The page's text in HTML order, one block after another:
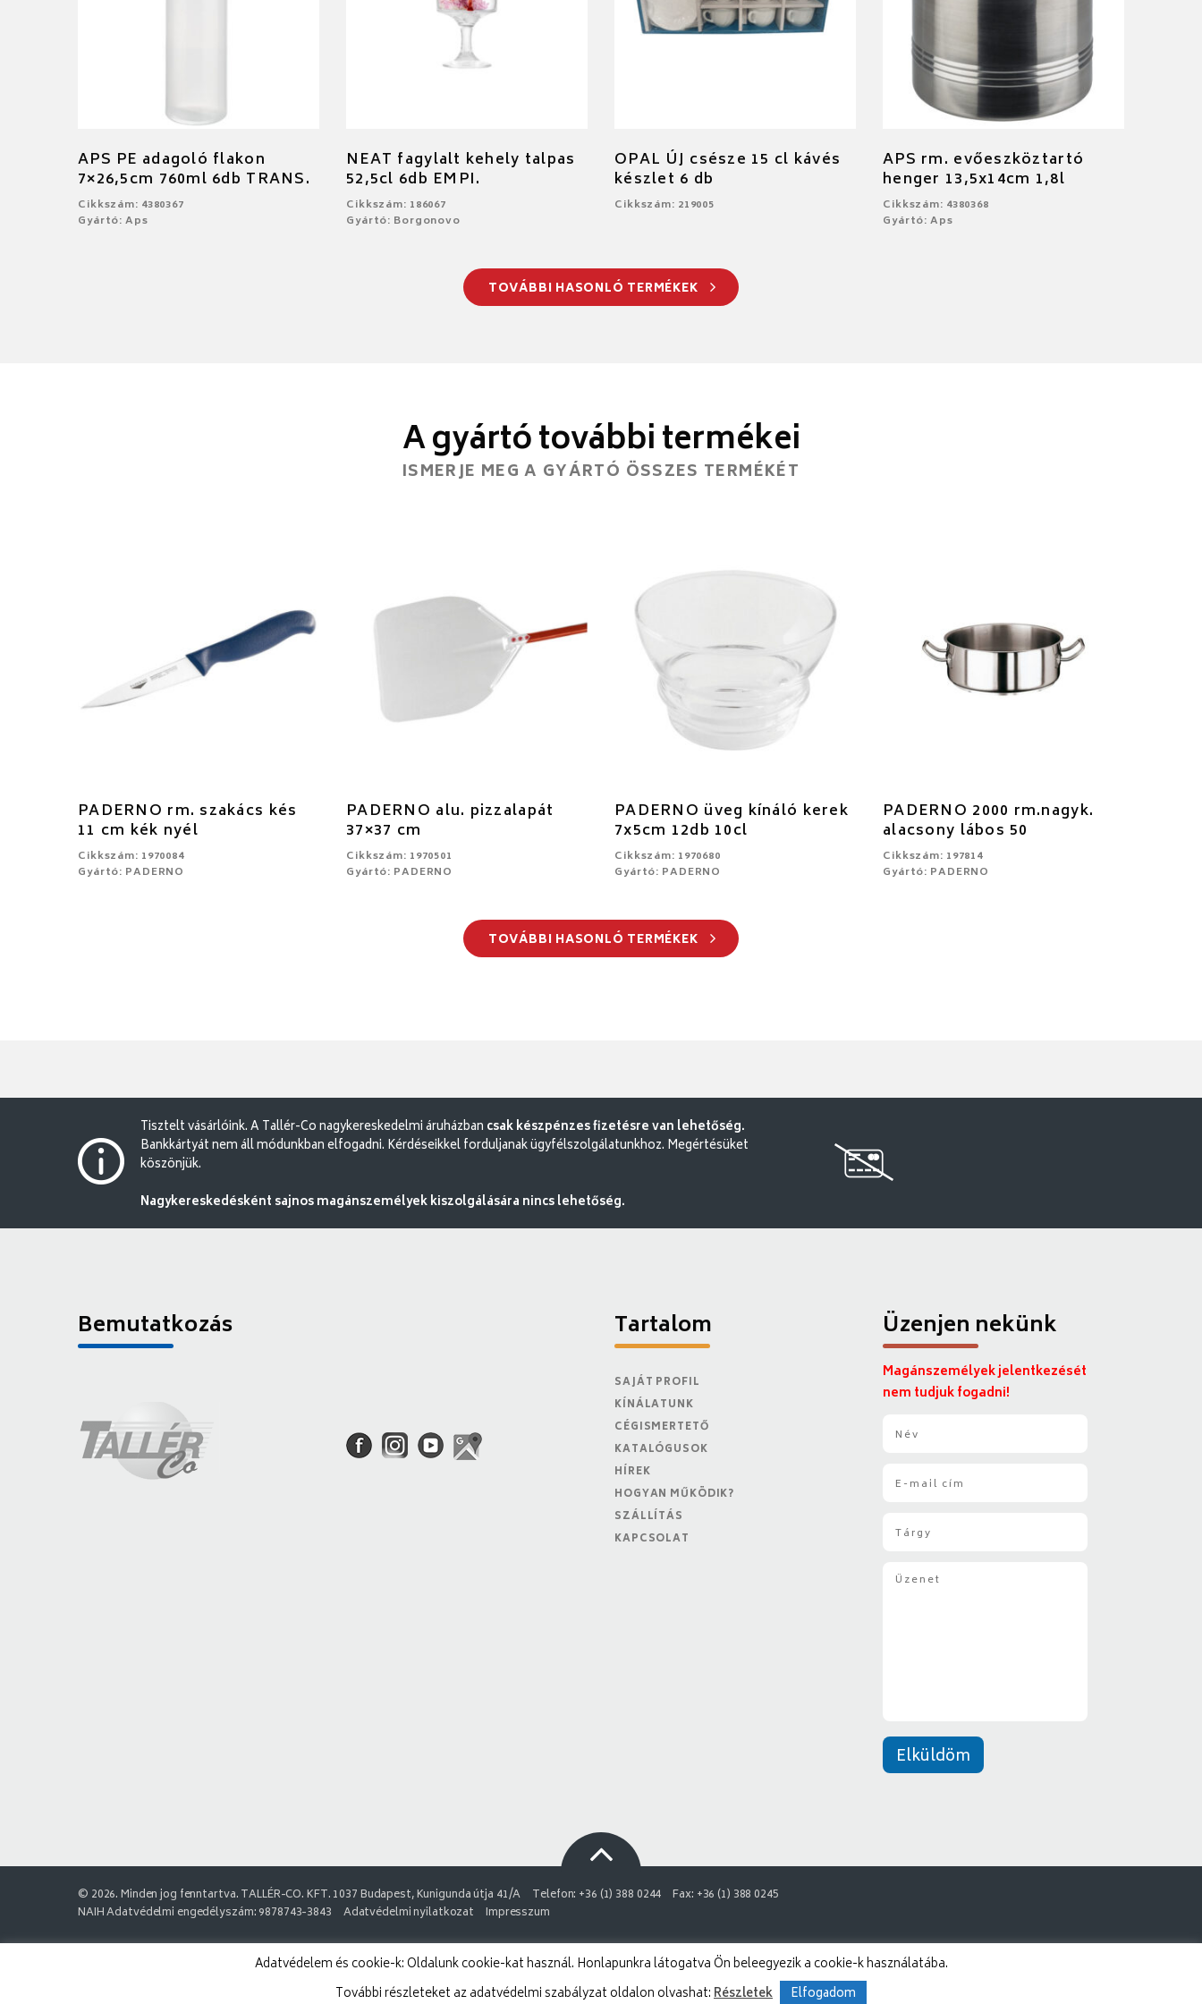
APS PE adagoló flakon
7×26,5cm 760ml 6db TRANS.
Cikkszám: 4380367
Gyártó: Aps
NEAT fagylalt kehely talpas
52,5cl 6db EMPI.
Cikkszám: 186067
Gyártó: Borgonovo
OPAL ÚJ csésze 15 cl kávés
készlet 6 db
Cikkszám: 219005
APS rm. evőeszköztartó
henger 13,5x14cm 1,8l
Cikkszám: 4380368
Gyártó: Aps
TOVÁBBI HASONLÓ TERMÉKEK
A gyártó további termékei
ISMERJE MEG A GYÁRTÓ ÖSSZES TERMÉKÉT
PADERNO rm. szakács kés
11 cm kék nyél
Cikkszám: 1970084
Gyártó: PADERNO
PADERNO alu. pizzalapát
37×37 cm
Cikkszám: 1970501
Gyártó: PADERNO
PADERNO üveg kínáló kerek
7x5cm 12db 10cl
Cikkszám: 1970680
Gyártó: PADERNO
PADERNO 2000 rm.nagyk.
alacsony lábos 50
Cikkszám: 197814
Gyártó: PADERNO
TOVÁBBI HASONLÓ TERMÉKEK
Tisztelt vásárlóink. A Tallér-Co nagykereskedelmi áruházban csak készpénzes fizetésre van lehetőség.
Bankkártyát nem áll módunkban elfogadni. Kérdéseikkel forduljanak ügyfélszolgálatunkhoz. Megértésüket
köszönjük.
Nagykereskedésként sajnos magánszemélyek kiszolgálására nincs lehetőség.
Bemutatkozás Tartalom
SAJÁT PROFIL
KÍNÁLATUNK
CÉGISMERTETŐ
KATALÓGUSOK
HÍREK
HOGYAN MŰKÖDIK?
SZÁLLÍTÁS
KAPCSOLAT
Üzenjen nekünk
Magánszemélyek jelentkezését
nem tudjuk fogadni!
Elküldöm
© 2026. Minden jog fenntartva. TALLÉR-CO. KFT. 1037 Budapest, Kunigunda útja 41/A Telefon: +36 (1) 388 0244
Fax: +36 (1) 388 0245
NAIH Adatvédelmi engedélyszám: 9878743-3843
Adatvédelmi nyilatkozat Impresszum
Adatvédelem és cookie-k: Oldalunk cookie-kat használ. Honlapunkra látogatva Ön beleegyezik a cookie-k használatába.
További részleteket az adatvédelmi szabályzat oldalon olvashat:Részletek Elfogadom